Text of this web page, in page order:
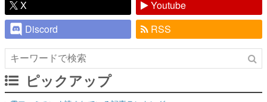
ピックアップ
電ファミのいま読まれている記事ランキング
アプリセール情報